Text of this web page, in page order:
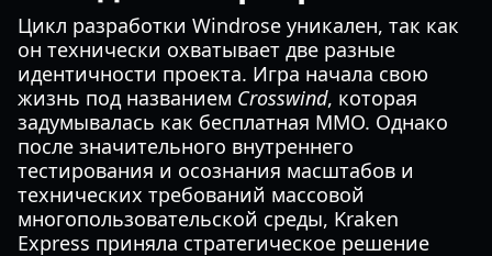
Цикл разработки Windrose уникален, так как
он технически охватывает две разные
идентичности проекта. Игра начала свою
жизнь под названием Crosswind, которая
задумывалась как бесплатная MMO. Однако
после значительного внутреннего
тестирования и осознания масштабов и
технических требований массовой
многопользовательской среды, Kraken
Express приняла стратегическое решение